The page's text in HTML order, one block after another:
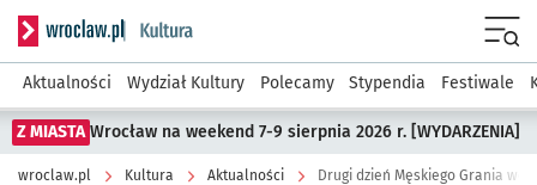
Serwis informacyjny wroclaw.pl podserwis: Kultura
Aktualności Wydział Kultury Polecamy Stypendia Festiwale
Z MIASTA Wrocław na weekend 7-9 sierpnia 2026 r. [WYDARZENIA]
wroclaw.pl Kultura Aktualności Drugi dzień Męskiego Grania we